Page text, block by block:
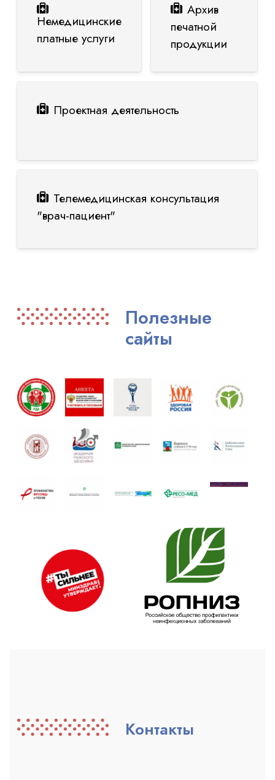
Немедицинские
платные услуги
Архив
печатной
продукции
Проектная деятельность
Телемедицинская консультация
"врач-пациент"
Полезные
сайты
Контакты